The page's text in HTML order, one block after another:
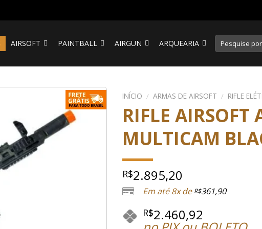
AIRSOFT PAINTBALL AIRGUN ARQUEARIA
Pesquisar
por:
INÍCIO / ARMAS DE AIRSOFT / RIFLE
RIFLE AIRSOFT
MULTICAM
R$2.895,20
Em até 8x de R$361,90
R$2.460,92